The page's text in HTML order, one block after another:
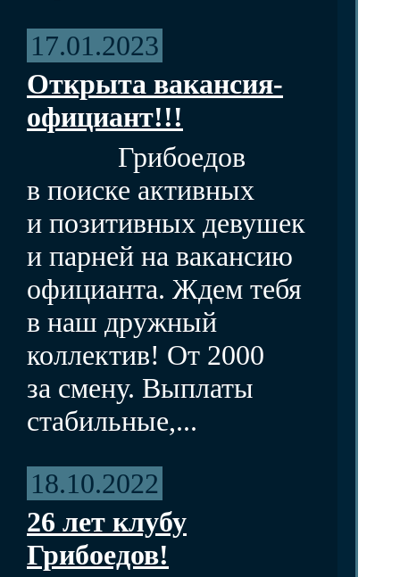
17.01.2023
Открыта вакансия-
официант!!!
Грибоедов
в поиске активных
и позитивных девушек
и парней на вакансию
официанта. Ждем тебя
в наш дружный
коллектив! От 2000
за смену. Выплаты
стабильные,...
18.10.2022
26 лет клубу
Грибоедов!